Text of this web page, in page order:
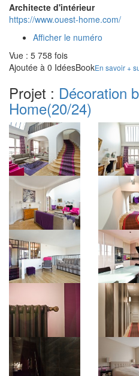
Architecte d'intérieur
https://www.ouest-home.com/
Afficher le numéro
Vue : 5 758 fois
Ajoutée à 0 IdéesBookEn savoir +
Projet : Décoration
Home(20/24)